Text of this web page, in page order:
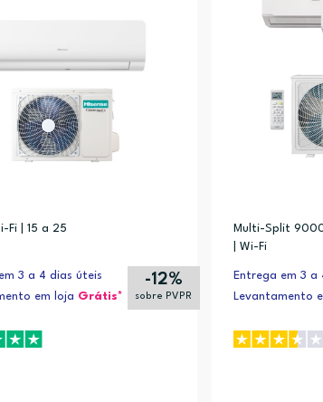
Fi | 15 a 25
3 a 4 dias úteis
em loja Grátis*
-12%
sobre PVPR
Multi-Split
| Wi-Fi
Entrega em 3 a
Levantamento